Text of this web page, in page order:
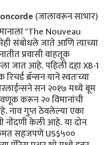
(जालावरून साभार)
"The Nouveau
संबोधले जाते आणि त्याच्या
प्रवासी वाहतूक
जात आहे. पहिली दहा XB-1
ब्रॅन्सन याने स्वतःच्या
सन २०१७ मध्ये बूम
करून २० विमानांची
नाव गुप्त ठेवलेल्या एका
नोंदणी केली आहे. या दोन
सहजपणे US$५००